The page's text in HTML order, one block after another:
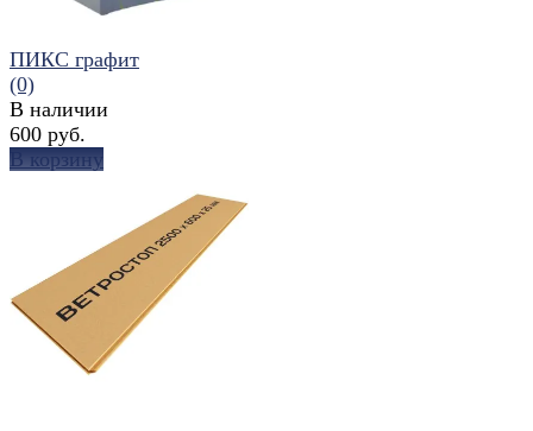
избранное сравнить
ПИКС графит
(0)
В наличии
600 руб.
В корзину